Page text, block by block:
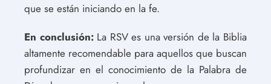
que se están iniciando en la fe.
En conclusión:La RSV es una versión de la Biblia
altamente recomendable para aquellos que buscan
profundizar en el conocimiento de la Palabra de